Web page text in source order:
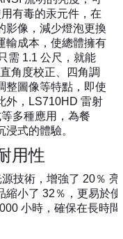
有毒的汞元件，在
影像，減少燈泡更換
輸成本，使總體擁有
需 1.1 公尺，就能
角度校正、四角調
整圖像等特點，即使
外，LS710HD 雷射
多種應用，為餐
式的體驗。
用性
技術，增強了 20％
縮小了 32％，更易於
小時，確保在長時